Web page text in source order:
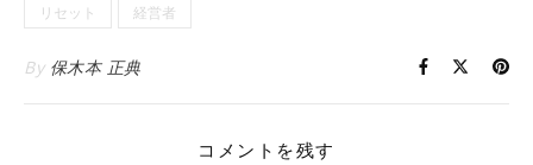
リセット 経営者
By 保木本 正典
コメントを残す